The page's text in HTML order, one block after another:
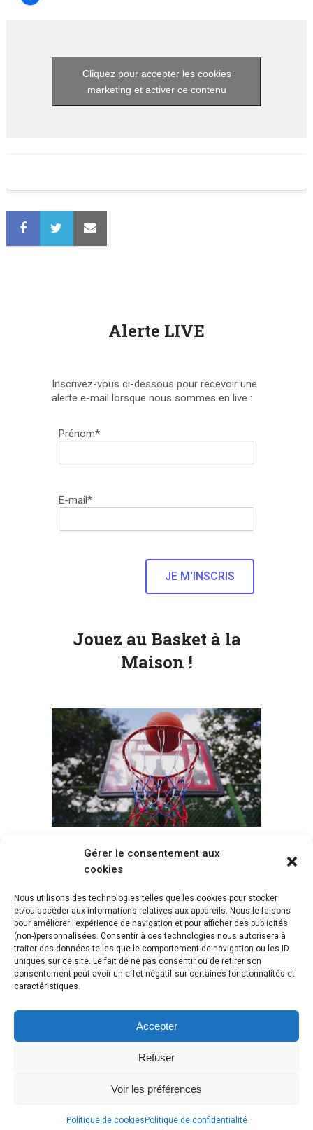
Gérer le consentement aux
cookies
Nous utilisons des technologies telles que les cookies pour stocker
et/ou accéder aux informations relatives aux appareils. Nous le faisons
pour améliorer l’expérience de navigation et pour afficher des publicités
(non-)personnalisées. Consentir à ces technologies nous autorisera à
traiter des données telles que le comportement de navigation ou les ID
uniques sur ce site. Le fait de ne pas consentir ou de retirer son
consentement peut avoir un effet négatif sur certaines fonctonnalités et
caractéristiques.
Accepter
Refuser
Voir les préférences
Politique de cookies Politique de confidentialité
Cliquez pour accepter les cookies
marketing et activer ce contenu
Alerte LIVE
Inscrivez-vous ci-dessous pour recevoir une
alerte e-mail lorsque nous sommes en live :
Prénom*
E-mail*
Jouez au Basket à la
Maison !
Voir tous les paniers
Copyright © 2018 Webasket |
Contact